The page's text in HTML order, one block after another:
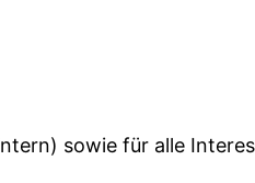
sowie für alle